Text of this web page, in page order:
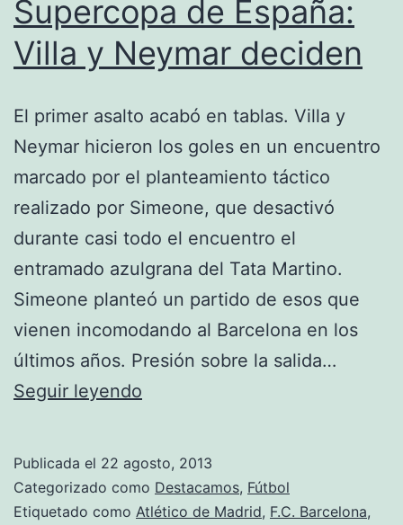
Supercopa de España:
Villa y Neymar deciden
El primer asalto acabó en tablas. Villa y
Neymar hicieron los goles en un encuentro
marcado por el planteamiento táctico
realizado por Simeone, que desactivó
durante casi todo el encuentro el
entramado azulgrana del Tata Martino.
Simeone planteó un partido de esos que
vienen incomodando al Barcelona en los
últimos años. Presión sobre la salida…
Seguir leyendo
Villa
y
Publicada el 22 agosto, 2013
Categorizado como Destacamos, Fútbol
Etiquetado como Atlético de Madrid, F.C. Barcelona,